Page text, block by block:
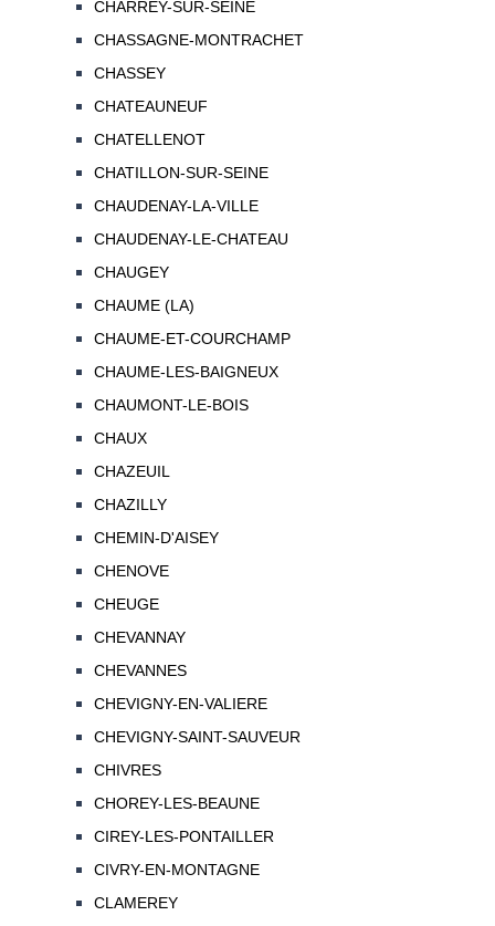
CHARREY-SUR-SEINE
CHASSAGNE-MONTRACHET
CHASSEY
CHATEAUNEUF
CHATELLENOT
CHATILLON-SUR-SEINE
CHAUDENAY-LA-VILLE
CHAUDENAY-LE-CHATEAU
CHAUGEY
CHAUME (LA)
CHAUME-ET-COURCHAMP
CHAUME-LES-BAIGNEUX
CHAUMONT-LE-BOIS
CHAUX
CHAZEUIL
CHAZILLY
CHEMIN-D'AISEY
CHENOVE
CHEUGE
CHEVANNAY
CHEVANNES
CHEVIGNY-EN-VALIERE
CHEVIGNY-SAINT-SAUVEUR
CHIVRES
CHOREY-LES-BEAUNE
CIREY-LES-PONTAILLER
CIVRY-EN-MONTAGNE
CLAMEREY